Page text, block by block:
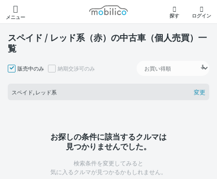
メニュー
モビリコ
探す ログイン
スペイド / レッド系（赤）の中古車（個人売買）一
覧
販売中のみ 納期交渉可のみ
スペイド, レッド系 変更
お探しの条件に該当するクルマは
見つかりませんでした。
検索条件を変更してみると
気に入るクルマが見つかるかもしれません。